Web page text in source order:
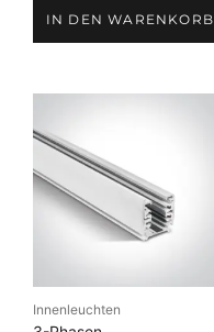
IN DEN WARENKORB
Innenleuchten